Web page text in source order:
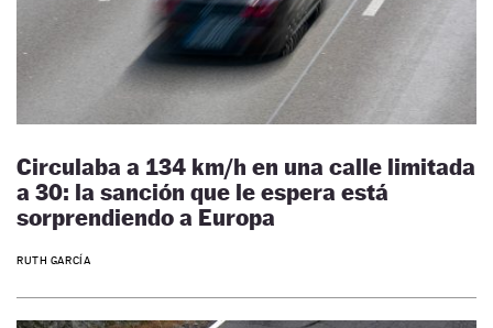
Circulaba a 134 km/h en una calle limitada
a 30: la sanción que le espera está
sorprendiendo a Europa
RUTH GARCÍA